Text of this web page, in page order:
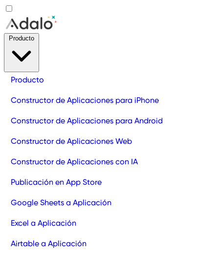
Producto
Constructor de Aplicaciones para iPhone
Constructor de Aplicaciones para Android
Constructor de Aplicaciones Web
Constructor de Aplicaciones con IA
Publicación en App Store
Google Sheets a Aplicación
Excel a Aplicación
Airtable a Aplicación